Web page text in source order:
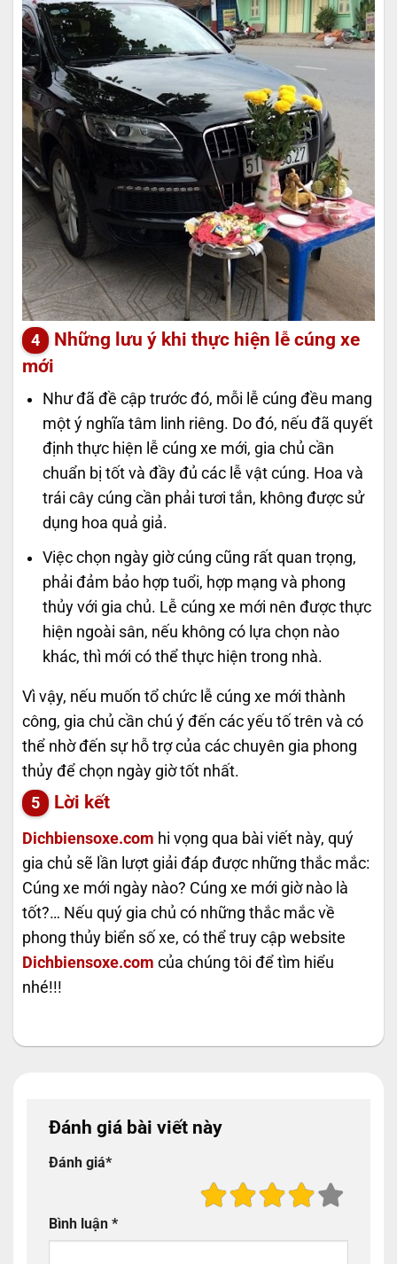
Những lưu ý khi thực hiện lễ cúng xe
mới
Như đã đề cập trước đó, mỗi lễ cúng đều mang
một ý nghĩa tâm linh riêng. Do đó, nếu đã quyết
định thực hiện lễ cúng xe mới, gia chủ cần
chuẩn bị tốt và đầy đủ các lễ vật cúng. Hoa và
trái cây cúng cần phải tươi tắn, không được sử
dụng hoa quả giả.
Việc chọn ngày giờ cúng cũng rất quan trọng,
phải đảm bảo hợp tuổi, hợp mạng và phong
thủy với gia chủ. Lễ cúng xe mới nên được thực
hiện ngoài sân, nếu không có lựa chọn nào
khác, thì mới có thể thực hiện trong nhà.
Vì vậy, nếu muốn tổ chức lễ cúng xe mới thành
công, gia chủ cần chú ý đến các yếu tố trên và có
thể nhờ đến sự hỗ trợ của các chuyên gia phong
thủy để chọn ngày giờ tốt nhất.
Lời kết
Dichbiensoxe.com hi vọng qua bài viết này, quý
gia chủ sẽ lần lượt giải đáp được những thắc mắc:
Cúng xe mới ngày nào? Cúng xe mới giờ nào là
tốt?… Nếu quý gia chủ có những thắc mắc về
phong thủy biển số xe, có thể truy cập website
Dichbiensoxe.com của chúng tôi để tìm hiểu
nhé!!!
Đánh giá bài viết này
Đánh giá*
Bình luận *